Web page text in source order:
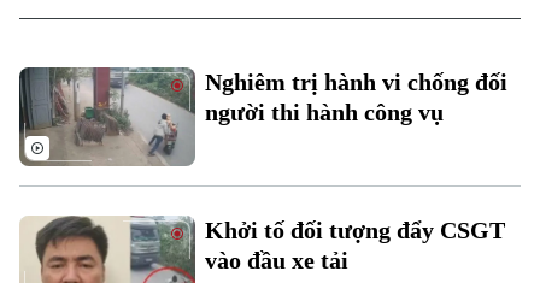
Xu hướng
Nghiêm trị hành vi chống đối
người thi hành công vụ
Khởi tố đối tượng đẩy CSGT
vào đầu xe tải